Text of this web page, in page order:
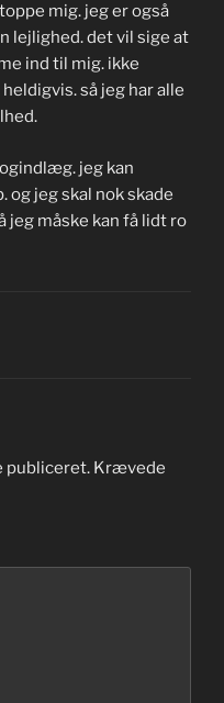
mig. jeg er også
lejlighed. det vil sige at
ind til mig. ikke
så jeg har alle
jeg kan
jeg skal nok skade
jeg måske kan få lidt ro
publiceret. Krævede